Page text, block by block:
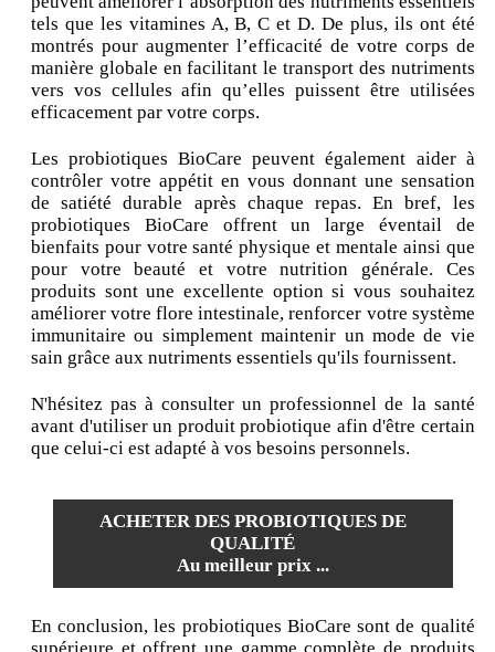
tels que les vitamines A, B, C et D. De plus, ils ont été
montrés pour augmenter l’efficacité de votre corps de
manière globale en facilitant le transport des nutriments
vers vos cellules afin qu’elles puissent être utilisées
efficacement par votre corps.
Les probiotiques BioCare peuvent également aider à
contrôler votre appétit en vous donnant une sensation
de satiété durable après chaque repas. En bref, les
probiotiques BioCare offrent un large éventail de
bienfaits pour votre santé physique et mentale ainsi que
pour votre beauté et votre nutrition générale. Ces
produits sont une excellente option si vous souhaitez
améliorer votre flore intestinale, renforcer votre système
immunitaire ou simplement maintenir un mode de vie
sain grâce aux nutriments essentiels qu'ils fournissent.
N'hésitez pas à consulter un professionnel de la santé
avant d'utiliser un produit probiotique afin d'être certain
que celui-ci est adapté à vos besoins personnels.
ACHETER DES PROBIOTIQUES DE
QUALITÉ
Au meilleur prix ...
En conclusion, les probiotiques BioCare sont de qualité